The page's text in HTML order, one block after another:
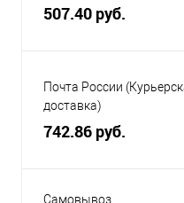
507.40 руб.
Почта России
доставка)
742.86 руб.
Самовывоз